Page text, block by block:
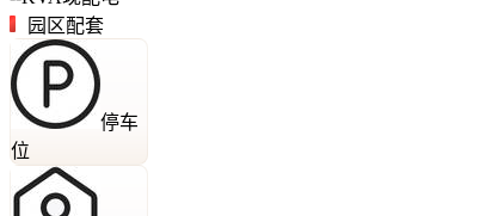
园区配套
停车
位